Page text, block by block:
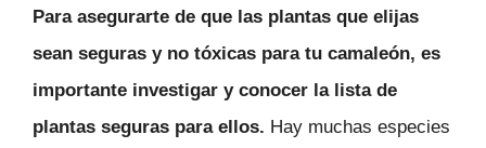
Para asegurarte de que las plantas que elijas
sean seguras y no tóxicas para tu camaleón, es
importante investigar y conocer la lista de
plantas seguras para ellos. Hay muchas especies